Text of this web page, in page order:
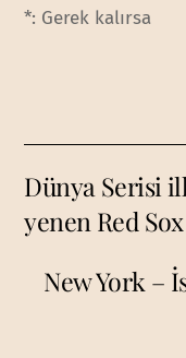
*: Gerek kalırsa
Dünya Serisi
yenen Red
New York –